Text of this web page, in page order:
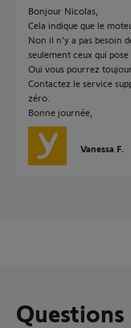
Bonjour Nicolas,
Cela indique que le
Non il n'y a pas besoin
seulement ceux qui pose
Oui vous pourrez
Contactez le service
zéro.
Bonne journée,
Vanessa F.
Questions